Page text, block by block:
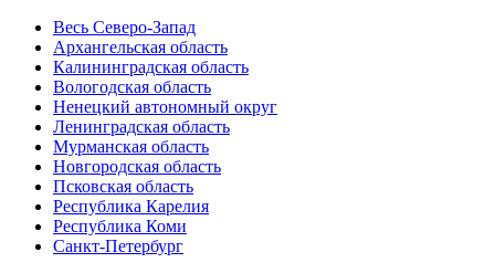
Весь Северо-Запад
Архангельская область
Калининградская область
Вологодская область
Ненецкий автономный округ
Ленинградская область
Мурманская область
Новгородская область
Псковская область
Республика Карелия
Республика Коми
Санкт-Петербург